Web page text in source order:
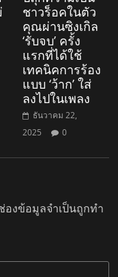
ชาวร็อคในตัว
คุณผ่านซิงเกิล
‘รับจบ’ ครั้ง
แรกที่ได้ใช้
เทคนิคการร้อง
แบบ ‘ว้าก’ ใส่
ลงไปในเพลง
ธันวาคม 22,
2025
0
องข้อมูลจำเป็นถูกทำ